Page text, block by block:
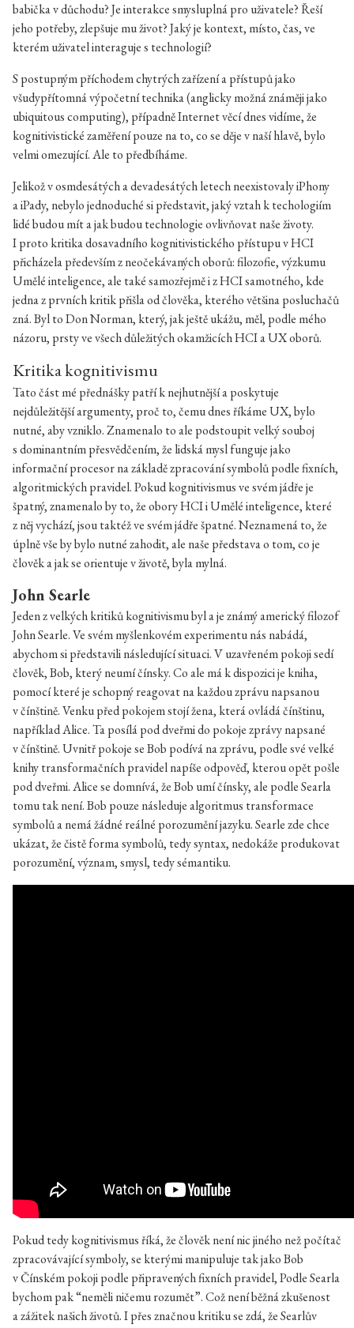
babička v důchodu? Je interakce smysluplná pro uživatele? Řeší
jeho potřeby, zlepšuje mu život? Jaký je kontext, místo, čas, ve
kterém uživatel interaguje s technologií?
S postupným příchodem chytrých zařízení a přístupů jako
všudypřítomná výpočetní technika (anglicky možná známěji jako
ubiquitous computing), případně Internet věcí dnes vidíme, že
kognitivistické zaměření pouze na to, co se děje v naší hlavě, bylo
velmi omezující. Ale to předbíháme.
Jelikož v osmdesátých a devadesátých letech neexistovaly iPhony
a iPady, nebylo jednoduché si představit, jaký vztah k techologiím
lidé budou mít a jak budou technologie ovlivňovat naše životy.
I proto kritika dosavadního kognitivistického přístupu v HCI
přicházela především z neočekávaných oborů: filozofie, výzkumu
Umělé inteligence, ale také samozřejmě i z HCI samotného, kde
jedna z prvních kritik přišla od člověka, kterého většina posluchačů
zná. Byl to Don Norman, který, jak ještě ukážu, měl, podle mého
názoru, prsty ve všech důležitých okamžicích HCI a UX oborů.
Kritika kognitivismu
Tato část mé přednášky patří k nejhutnější a poskytuje
nejdůležitější argumenty, proč to, čemu dnes říkáme UX, bylo
nutné, aby vzniklo. Znamenalo to ale podstoupit velký souboj
s dominantním přesvědčením, že lidská mysl funguje jako
informační procesor na základě zpracování symbolů podle fixních,
algoritmických pravidel. Pokud kognitivismus ve svém jádře je
špatný, znamenalo by to, že obory HCI i Umělé inteligence, které
z něj vychází, jsou taktéž ve svém jádře špatné. Neznamená to, že
úplně vše by bylo nutné zahodit, ale naše představa o tom, co je
člověk a jak se orientuje v životě, byla mylná.
John Searle
Jeden z velkých kritiků kognitivismu byl a je známý americký filozof
John Searle. Ve svém myšlenkovém experimentu nás nabádá,
abychom si představili následující situaci. V uzavřeném pokoji sedí
člověk, Bob, který neumí čínsky. Co ale má k dispozici je kniha,
pomocí které je schopný reagovat na každou zprávu napsanou
v čínštině. Venku před pokojem stojí žena, která ovládá čínštinu,
například Alice. Ta posílá pod dveřmi do pokoje zprávy napsané
v čínštině. Uvnitř pokoje se Bob podívá na zprávu, podle své velké
knihy transformačních pravidel napíše odpověď, kterou opět pošle
pod dveřmi. Alice se domnívá, že Bob umí čínsky, ale podle Searla
tomu tak není. Bob pouze následuje algoritmus transformace
symbolů a nemá žádné reálné porozumění jazyku. Searle zde chce
ukázat, že čistě forma symbolů, tedy syntax, nedokáže produkovat
porozumění, význam, smysl, tedy sémantiku.
Pokud tedy kognitivismus říká, že člověk není nic jiného než počítač
zpracovávající symboly, se kterými manipuluje tak jako Bob
v Čínském pokoji podle připravených fixních pravidel, Podle Searla
bychom pak “neměli ničemu rozumět”. Což není běžná zkušenost
a zážitek našich životů. I přes značnou kritiku se zdá, že Searlův